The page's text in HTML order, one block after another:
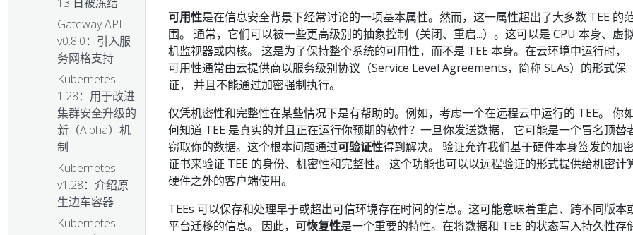
Gateway API
v0.8.0：引入服
务网格支持
Kubernetes
1.28：用于改进
集群安全升级的
新（Alpha）机
制
Kubernetes
v1.28：介绍原
生边车容器
Kubernetes
可用性是在信息安全背景下经常讨论的一项基本属性。然而，这一属性超出了大多数 TEE 的
围。 通常，它们可以被一些更高级别的抽象控制（关闭、重启...）。这可以是 CPU 本身、虚
机监视器或内核。 这是为了保持整个系统的可用性，而不是 TEE 本身。在云环境中运行时，
可用性通常由云提供商以服务级别协议（Service Level Agreements，简称 SLAs）的形式保
证， 并且不能通过加密强制执行。
仅凭机密性和完整性在某些情况下是有帮助的。例如，考虑一个在远程云中运行的 TEE。 你
何知道 TEE 是真实的并且正在运行你预期的软件？一旦你发送数据， 它可能是一个冒名顶替
窃取你的数据。这个根本问题通过可验证性得到解决。 验证允许我们基于硬件本身签发的加密
证书来验证 TEE 的身份、机密性和完整性。 这个功能也可以以远程验证的形式提供给机密计
硬件之外的客户端使用。
TEEs 可以保存和处理早于或超出可信环境存在时间的信息。这可能意味着重启、跨不同版本
平台迁移的信息。 因此， 可恢复性是一个重要的特性。在将数据和 TEE 的状态写入持久性存